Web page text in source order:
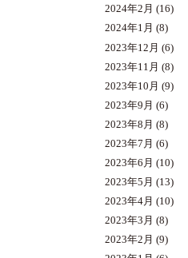
2024年2月 (16)
2024年1月 (8)
2023年12月 (6)
2023年11月 (8)
2023年10月 (9)
2023年9月 (6)
2023年8月 (8)
2023年7月 (6)
2023年6月 (10)
2023年5月 (13)
2023年4月 (10)
2023年3月 (8)
2023年2月 (9)